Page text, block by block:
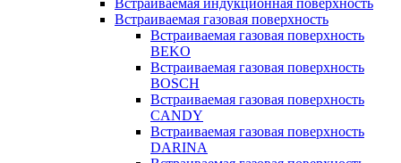
Встраиваемая индукционная поверхность
Встраиваемая газовая поверхность
Встраиваемая газовая поверхность
BEKO
Встраиваемая газовая поверхность
BOSCH
Встраиваемая газовая поверхность
CANDY
Встраиваемая газовая поверхность
DARINA